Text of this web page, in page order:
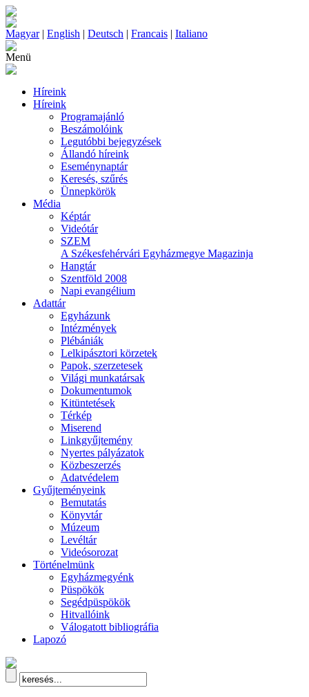
Magyar| English | Deutsch | Francais | Italiano
Menü
Híreink
Híreink
Programajánló
Beszámolóink
Legutóbbi bejegyzések
Állandó híreink
Eseménynaptár
Keresés, szűrés
Ünnepkörök
Média
Képtár
Videótár
SZEM
A Székesfehérvári Egyházmegye Magazinja
Hangtár
Szentföld 2008
Napi evangélium
Adattár
Egyházunk
Intézmények
Plébániák
Lelkipásztori körzetek
Papok, szerzetesek
Világi munkatársak
Dokumentumok
Kitüntetések
Térkép
Miserend
Linkgyűjtemény
Nyertes pályázatok
Közbeszerzés
Adatvédelem
Gyűjteményeink
Bemutatás
Könyvtár
Múzeum
Levéltár
Videósorozat
Történelmünk
Egyházmegyénk
Püspökök
Segédpüspökök
Hitvallóink
Válogatott bibliográfia
Lapozó